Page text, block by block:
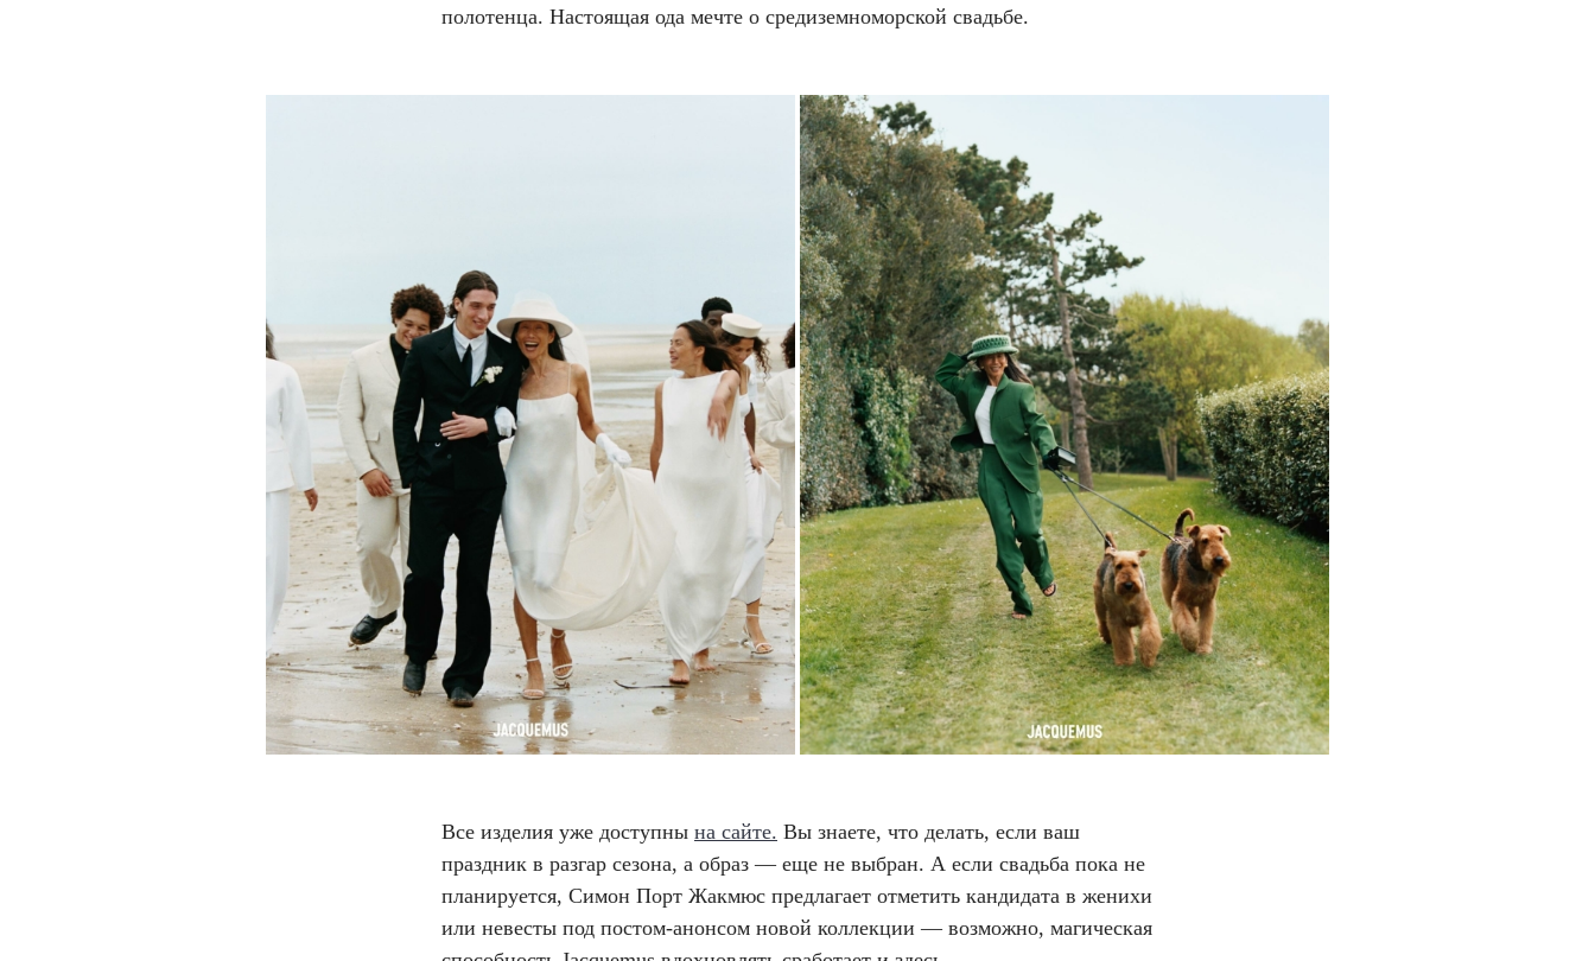
полотенца. Настоящая ода мечте о средиземноморской свадьбе.
Все изделия уже доступны на сайте. Вы знаете, что делать, если ваш
праздник в разгар сезона, а образ — еще не выбран. А если свадьба пока не
планируется, Симон Порт Жакмюс предлагает отметить кандидата в женихи
или невесты под постом-анонсом новой коллекции — возможно, магическая